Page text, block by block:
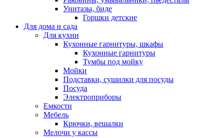
Унитазы, биде
Горшки детские
Для дома и сада
Для кухни
Кухонные гарнитуры, шкафы
Кухонные гарнитуры
Тумбы под мойку
Мойки
Подставки, сушилки для посуды
Посуда
Электроприборы
Емкости
Мебель
Крючки, вешалки
Мелочи у кассы